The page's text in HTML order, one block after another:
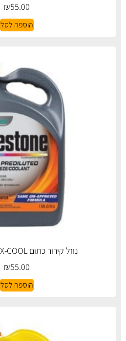
₪55.00
הוספה לסל
נוזל קירור כתום Prestone DEX-COOL
₪55.00
הוספה לסל